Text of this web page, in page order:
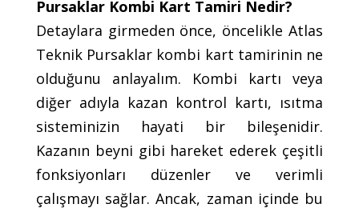
Pursaklar Kombi Kart Tamiri Nedir?
Detaylara girmeden önce, öncelikle Atlas
Teknik Pursaklar kombi kart tamirinin ne
olduğunu anlayalım. Kombi kartı veya
diğer adıyla kazan kontrol kartı, ısıtma
sisteminizin hayati bir bileşenidir.
Kazanın beyni gibi hareket ederek çeşitli
fonksiyonları düzenler ve verimli
çalışmayı sağlar. Ancak, zaman içinde bu